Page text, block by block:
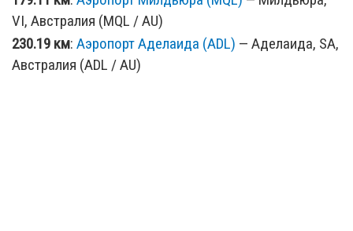
VI, Австралия (MQL / AU)
230.19 км: Аэропорт Аделаида (ADL) — Аделаида, SA,
Австралия (ADL / AU)